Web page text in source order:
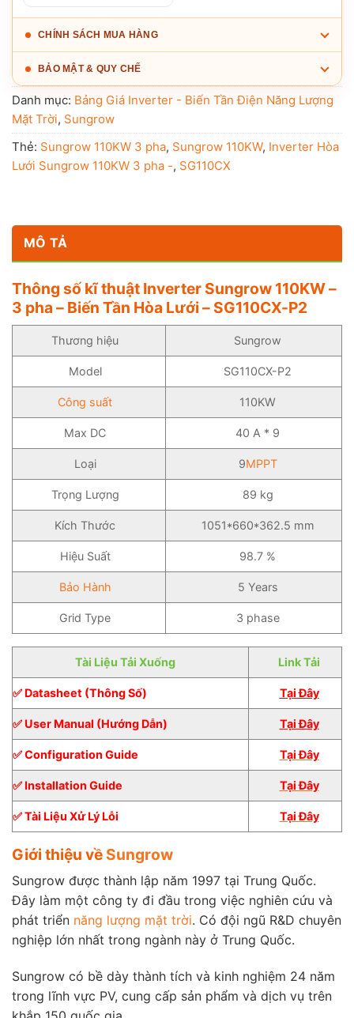
CHÍNH SÁCH MUA HÀNG
BẢO MẬT & QUY CHẾ
Danh mục: Bảng Giá Inverter - Biến Tần Điện Năng Lượng
Mặt Trời, Sungrow
Thẻ: Sungrow 110KW 3 pha, Sungrow 110KW, Inverter Hòa
Lưới Sungrow 110KW 3 pha -, SG110CX
MÔ TẢ
Thông số kĩ thuật Inverter Sungrow 110KW –
3 pha – Biến Tần Hòa Lưới – SG110CX-P2
Thương hiệu Sungrow
Model SG110CX-P2
Công suất 110KW
Max DC 40 A * 9
Loại 9MPPT
Trọng Lượng 89 kg
Kích Thước 1051*660*362.5 mm
Hiệu Suất 98.7 %
Bảo Hành 5 Years
Grid Type 3 phase
Tài Liệu Tải Xuống Link Tải
✅ Datasheet (Thông Số) Tại Đây
✅ User Manual (Hướng Dẫn) Tại Đây
✅ Configuration Guide Tại Đây
✅ Installation Guide Tại Đây
✅ Tài Liệu Xử Lý Lỗi Tại Đây
Giới thiệu về Sungrow
Sungrow được thành lập năm 1997 tại Trung Quốc.
Đây làm một công ty đi đầu trong việc nghiên cứu và
phát triển năng lượng mặt trời. Có đội ngũ R&D chuyên
nghiệp lớn nhất trong ngành này ở Trung Quốc.
Sungrow có bề dày thành tích và kinh nghiệm 24 năm
trong lĩnh vực PV, cung cấp sản phẩm và dịch vụ trên